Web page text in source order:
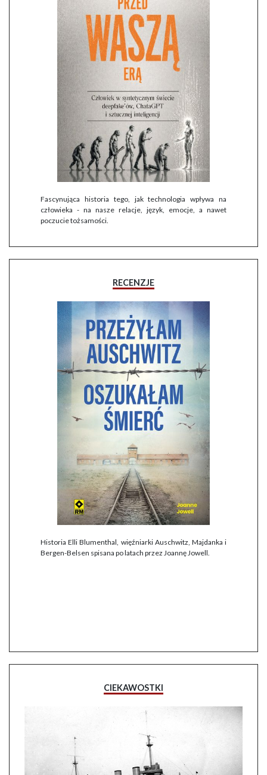
Fascynująca historia tego, jak technologia wpływa na
człowieka - na nasze relacje, język, emocje, a nawet
poczucie tożsamości.
RECENZJE
Historia Elli Blumenthal, więźniarki Auschwitz, Majdanka i
Bergen-Belsen spisana po latach przez Joannę Jowell.
CIEKAWOSTKI